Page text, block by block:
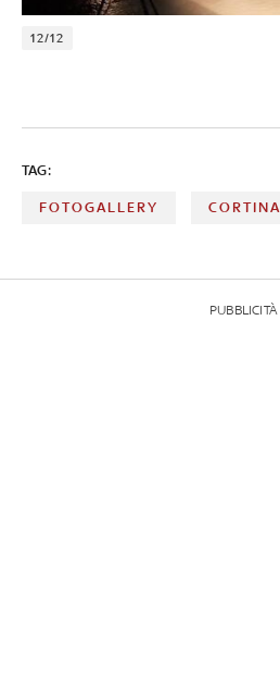
12/12
TAG:
FOTOGALLERY CORTINA
PUBBLICITÀ